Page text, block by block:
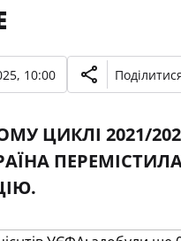
10:00
ЦИКЛІ 2021/